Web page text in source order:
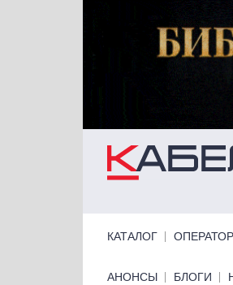
КАТАЛОГ
Primary links bottom
АНОНСЫ БЛОГИ